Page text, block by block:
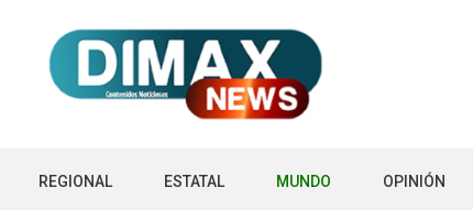
REGIONAL ESTATAL MUNDO OPINIÓN